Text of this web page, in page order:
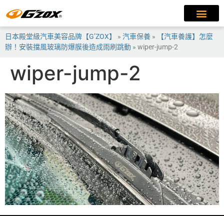
日本殿堂級汽車美容品牌【G’ZOX】 » 汽車保養 »
【汽車養護】怎麼
辦！安裝擋風玻璃防爆膜後造成雨刷跳動 » wiper-jump-2
wiper-jump-2